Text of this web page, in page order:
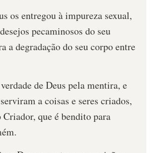
IA
os entregou à impureza sexual,
pecaminosos do seu
a degradação do seu corpo entre
de Deus pela mentira, e
a coisas e seres criados,
que é bendito para